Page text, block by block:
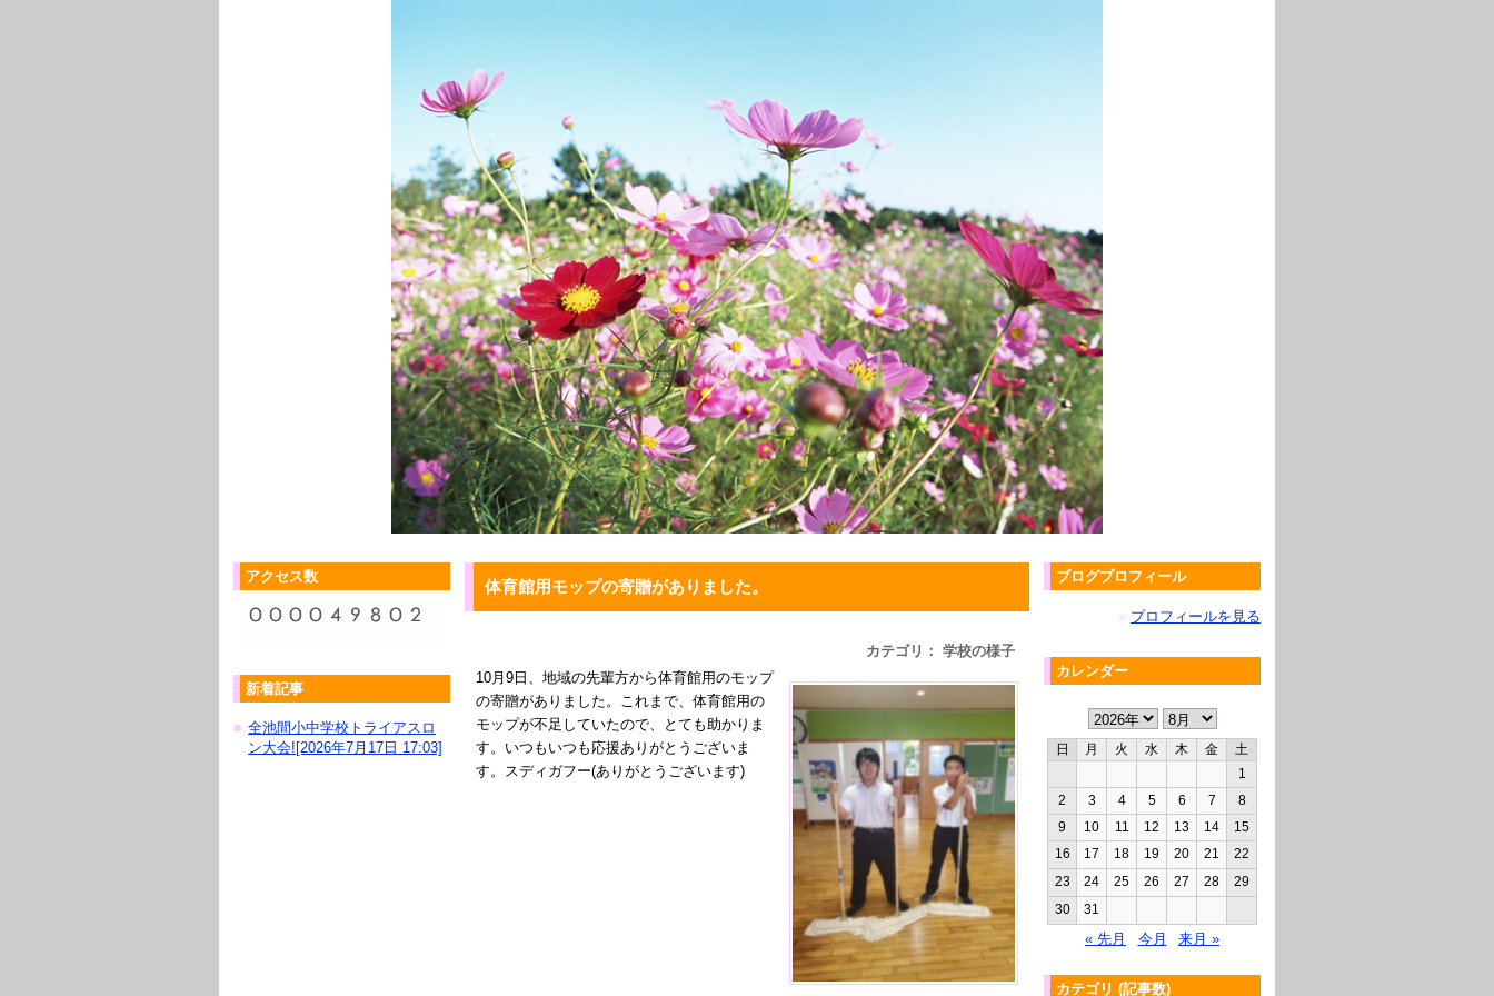
体育館用モップの寄贈がありました。
カテゴリ： 学校の様子
10月9日、地域の先輩方から体育館用のモップ
の寄贈がありました。これまで、体育館用の
モップが不足していたので、とても助かりま
す。いつもいつも応援ありがとうございま
す。スディガフー(ありがとうございます)
アクセス数
新着記事
■ 全池間小中学校トライアスロ
ン大会![2026年7月17日 17:03]
ブログプロフィール
» プロフィールを見る
カレンダー
日 月 火 水 木 金
土
1
2
3 4 5 6 7
8
9
10 11 12 13 14
15
16
17 18 19 20 21
22
23
24 25 26 27 28
29
30
31
« 先月 今月 来月 »
カテゴリ (記事数)